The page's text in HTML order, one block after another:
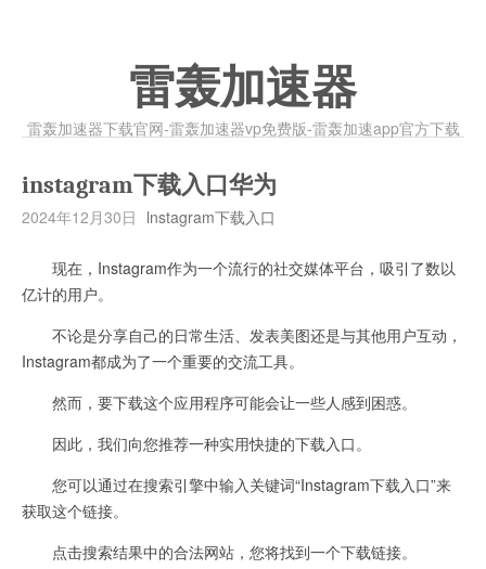
雷轰加速器
雷轰加速器下载官网-雷轰加速器vp免费版-雷轰加速app官方下载
instagram下载入口华为
2024年12月30日 lnstagram下载入口
现在，Instagram作为一个流行的社交媒体平台，吸引了数以
亿计的用户。
不论是分享自己的日常生活、发表美图还是与其他用户互动，
Instagram都成为了一个重要的交流工具。
然而，要下载这个应用程序可能会让一些人感到困惑。
因此，我们向您推荐一种实用快捷的下载入口。
您可以通过在搜索引擎中输入关键词“Instagram下载入口”来
获取这个链接。
点击搜索结果中的合法网站，您将找到一个下载链接。